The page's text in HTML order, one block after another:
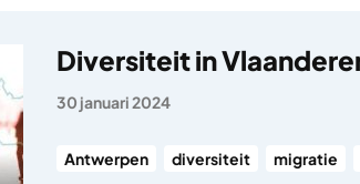
Diversiteit in
30 januari 2024
Antwerpen diversiteit migratie